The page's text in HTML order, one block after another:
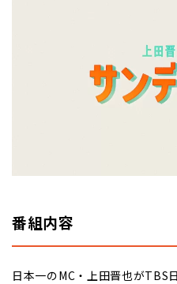
番組内容
日本一のMC・上田晋也がTBS